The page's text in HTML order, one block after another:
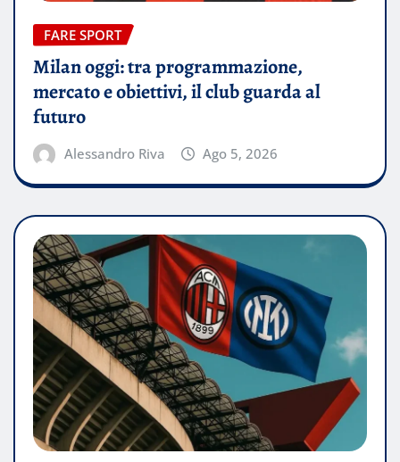
FARE SPORT
Milan oggi: tra programmazione,
mercato e obiettivi, il club guarda al
futuro
Alessandro Riva Ago 5, 2026